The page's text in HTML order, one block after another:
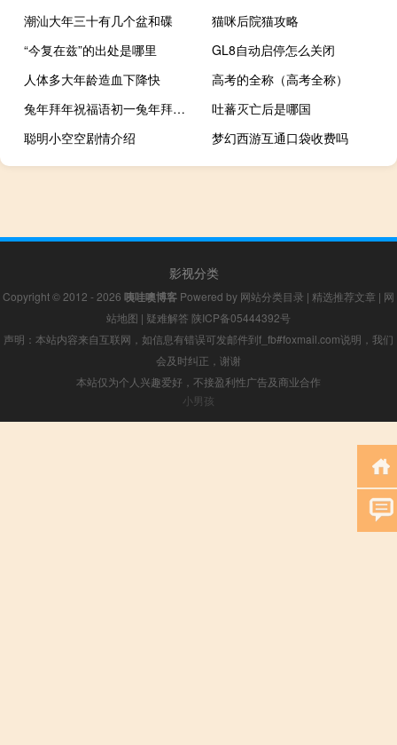
潮汕大年三十有几个盆和碟
猫咪后院猫攻略
“今复在兹”的出处是哪里
GL8自动启停怎么关闭
人体多大年龄造血下降快
高考的全称（高考全称）
兔年拜年祝福语初一兔年拜年道具
吐蕃灭亡后是哪国
聪明小空空剧情介绍
梦幻西游互通口袋收费吗
影视分类
Copyright © 2012 - 2026 咦哇噢博客 Powered by 网站分类目录 | 精选推荐文章 | 网
站地图 | 疑难解答 陕ICP备05444392号
声明：本站内容来自互联网，如信息有错误可发邮件到f_fb#foxmail.com说明，我们
会及时纠正，谢谢
本站仅为个人兴趣爱好，不接盈利性广告及商业合作
小男孩